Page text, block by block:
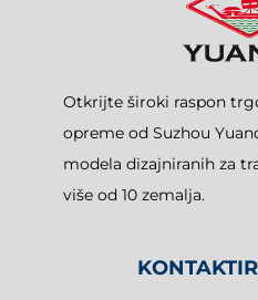
Otkrijte široki raspon
opreme od Suzhou
modela dizajniranih za
više od 10 zemalja.